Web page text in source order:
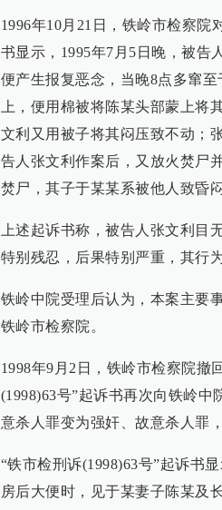
1996年10月21日，铁岭市检察院
书显示，1995年7月5日晚，被告
便产生报复恶念，当晚8点多窜
上，便用棉被将陈某头部蒙上将
文利又用被子将其闷压致不动；
告人张文利作案后，又放火焚尸
焚尸，其子于某某系被他人致昏
上述起诉书称，被告人张文利目
特别残忍，后果特别严重，其行
铁岭中院受理后认为，本案主要
铁岭市检察院。
1998年9月2日，铁岭市检察院撤
(1998)63号”起诉书再次向铁岭
意杀人罪变为强奸、故意杀人罪
“铁市检刑诉(1998)63号”起诉书
房后大便时，见于某妻子陈某及